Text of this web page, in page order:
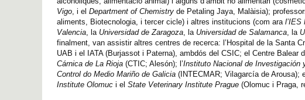
Vigo, i el Department of Chemistry de Petaling Jaya, Malàisia);
aliments, Biotecnologia, i tercer cicle) i altres institucions (com ara l’IES
Valencia, la Universidad de Zaragoza, la Universidad de Salamanca, la
finalment, van assistir altres centres de recerca: l’Hospital de la Santa
UAB i el IATA (Burjassot i Paterna), ambdós del CSIC; el Centre Balear
Cárnica de La Rioja (CTIC; Alesón); l’Instituto Nacional de Investigación
Control do Medio Mariño de Galicia (INTECMAR; Vilagarcía de Arousa);
Institute Olomuc i el State Veterinary Institute Prague (Olomuc i Praga,